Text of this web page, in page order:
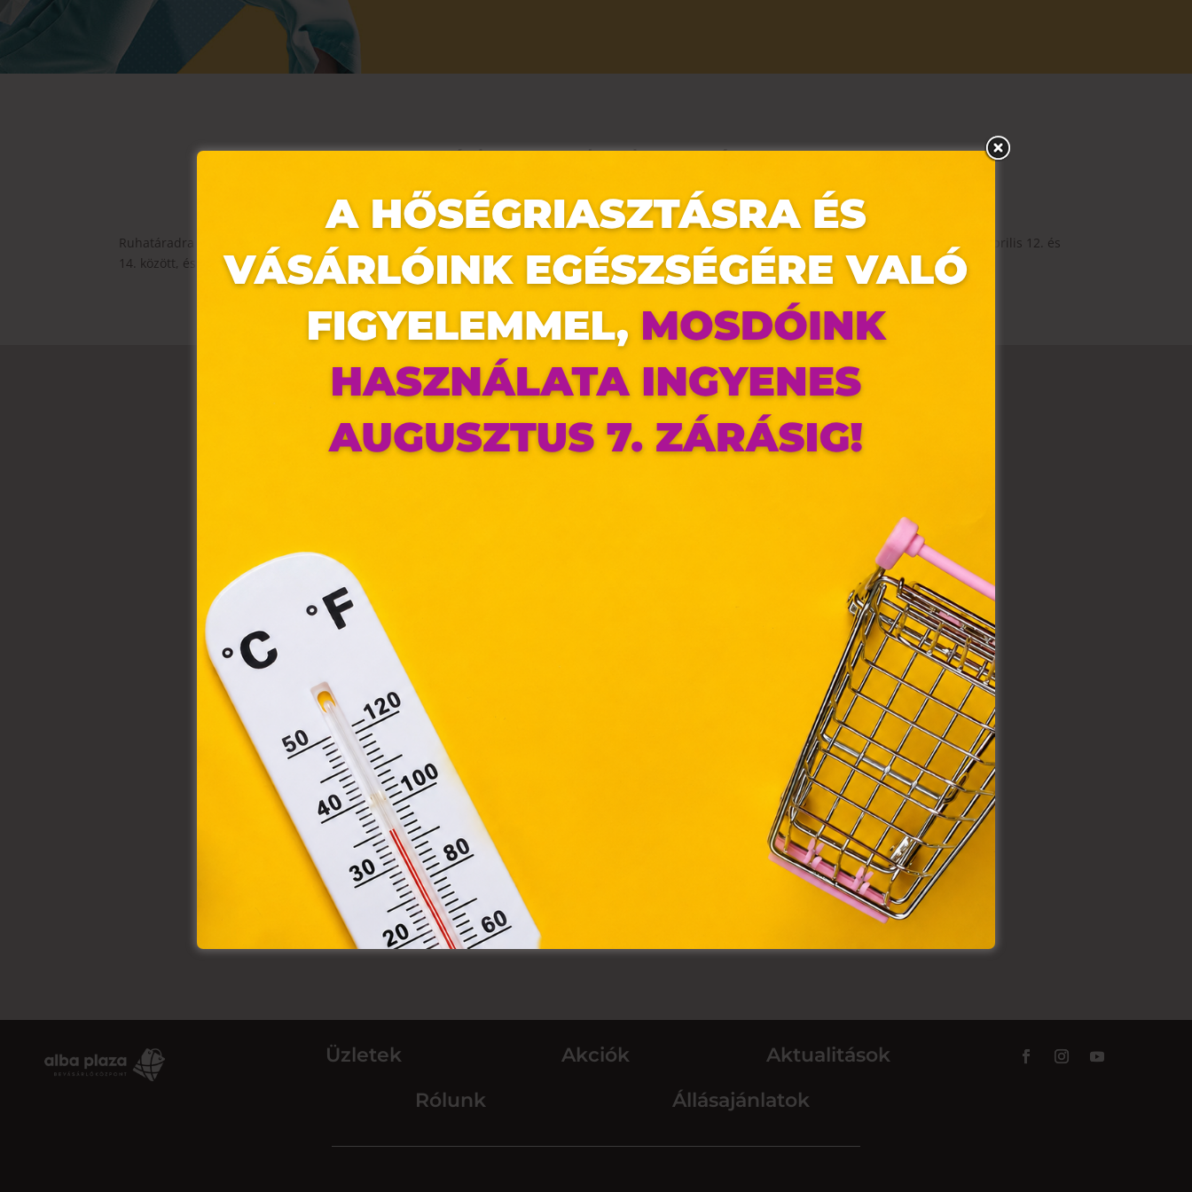
Háda: 20% kedvezmény
Ruhatáradra ráférne egy kis frissítés? Akkor remek hétvégi programot tudunk neked ajánlani! Látogass el, kilós vagy darabáras üzletünk egyikébe április 12. és
14. között, és mi 20% kedvezményt adunk neked a vásárlás végösszegéből! Mi biztosan ott leszünk, várunk Téged is!
Üzletek Akciók
Aktualitások
Rólunk
Állásajánlatok
Ez az oldal sütiket használ
Weboldalunkon „cookie"-kat (továbbiakban „süti") alkalmazunk. Ezek olyan
fájlok, melyek információt tárolnak webes böngészőjében. Ehhez az Ön
weblapoknak, melyek az Európai Unió országain belül működnek, a „sütik"
használatához, és ezeknek a felhasználó számítógépén vagy egyéb
eszközén történő tárolásához a felhasználók hozzájárulását kell kérniük.